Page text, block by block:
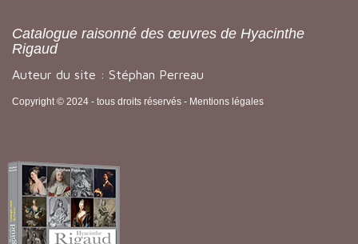
Catalogue raisonné des œuvres de Hyacinthe
Rigaud
Auteur du site : Stéphan Perreau
Copyright © 2024 - tous droits réservés - Mentions légales